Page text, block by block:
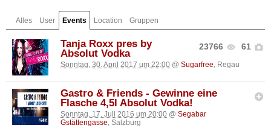
Alles User Events Location Gruppen
23766 61
Tanja Roxx pres by
Absolut Vodka
Sonntag, 30. April 2017 um 22:00 @ Sugarfree, Regau
Gastro & Friends - Gewinne eine
Flasche 4,5l Absolut Vodka!
Sonntag, 17. Juli 2016 um 20:00 @ Segabar
Gstättengasse, Salzburg